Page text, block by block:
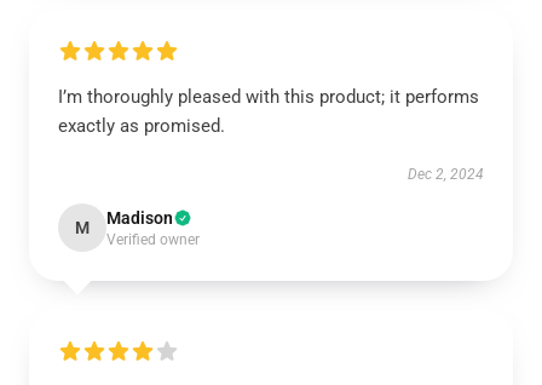
I’m thoroughly pleased with this product; it performs
exactly as promised.
Dec 2, 2024
M Madison
Verified owner